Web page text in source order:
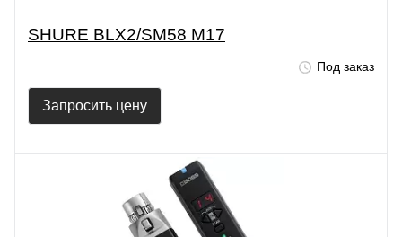
SHURE BLX2/SM58 M17
Под заказ
Запросить цену